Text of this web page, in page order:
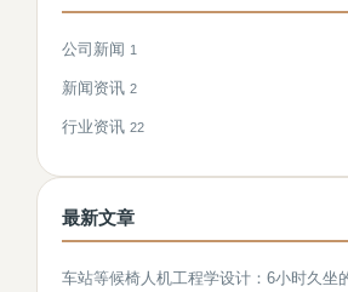
公司新闻 1
新闻资讯 2
行业资讯 22
最新文章
车站等候椅人机工程学设计：6小时久坐